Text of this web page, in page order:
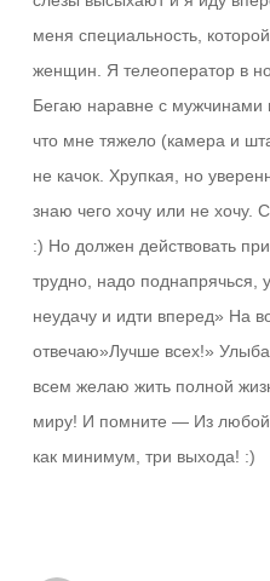
меня специальность,
женщин. Я телеоператор в
Бегаю наравне с мужчинами
что мне тяжело (камера и
не качок. Хрупкая, но
знаю чего хочу или не хочу.
:) Но должен действовать
трудно, надо поднапрячься,
неудачу и идти вперед» На
отвечаю»Лучше всех!»
всем желаю жить полной
миру! И помните — Из любой
как минимум, три выхода! :)